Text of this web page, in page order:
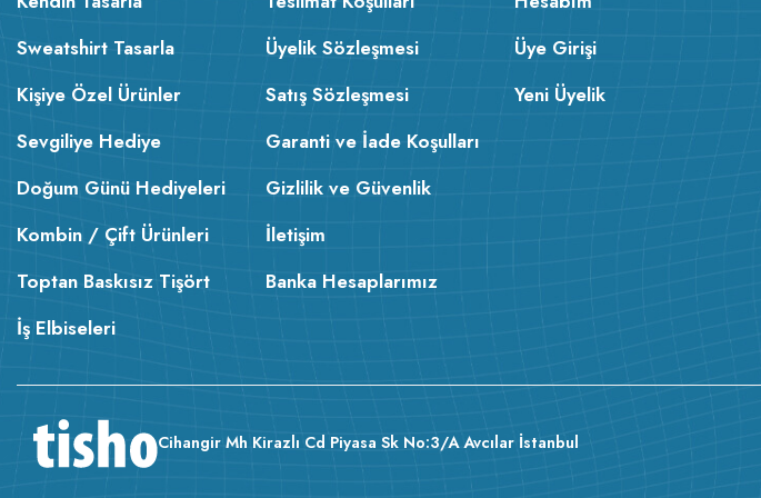
Sweatshirt Tasarla
Kişiye Özel Ürünler
Sevgiliye Hediye
Doğum Günü Hediyeleri
Kombin / Çift Ürünleri
Toptan Baskısız Tişört
İş Elbiseleri
Üyelik Sözleşmesi
Satış Sözleşmesi
Garanti ve İade Koşulları
Gizlilik ve Güvenlik
İletişim
Banka Hesaplarımız
Üye Girişi
Yeni Üyelik
Cihangir Mh Kirazlı Cd Piyasa Sk No:3/A Avcılar İstanbul